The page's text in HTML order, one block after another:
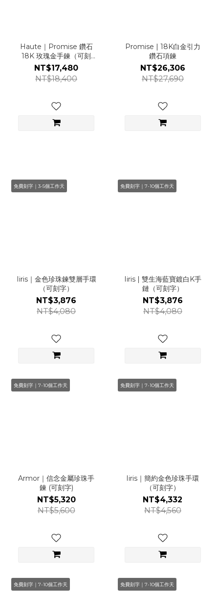
Haute｜Promise 鑽石
18K 玫瑰金手鍊（可刻
字）
NT$17,480
NT$18,400
Promise | 18K白金引力
鑽石項鍊
NT$26,306
NT$27,690
免費刻字｜3-5個工作天
Iiris｜金色珍珠鍊雙層手環
（可刻字）
NT$3,876
NT$4,080
免費刻字｜7-10個工作天
Iiris | 雙生海藍寶鍍白K手
鏈（可刻字）
NT$3,876
NT$4,080
免費刻字｜7-10個工作天
Armor｜信念金屬珍珠手
鍊 (可刻字)
NT$5,320
NT$5,600
免費刻字｜7-10個工作天
Iiris｜簡約金色珍珠手環
（可刻字）
NT$4,332
NT$4,560
免費刻字｜7-10個工作天 免費刻字｜7-10個工作天